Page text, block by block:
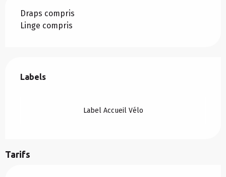
Draps compris
Linge compris
Labels
Labels
Label Accueil Vélo
Tarifs